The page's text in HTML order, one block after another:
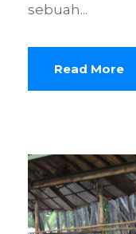
sebuah...
Read More